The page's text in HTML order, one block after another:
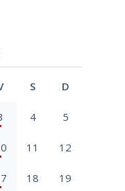
S D
4 5
11 12
18 19